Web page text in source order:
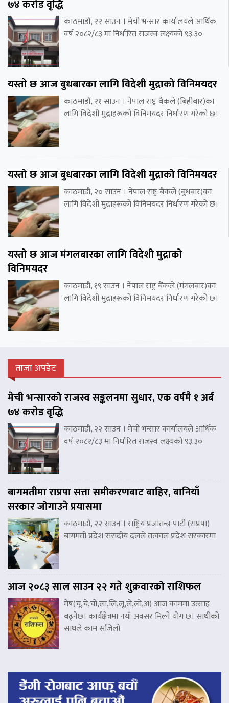
७४ करोड वृद्धि
काठमाडौं, २२ साउन । मेची भन्सार कार्यालयले आर्थिक
वर्ष २०८२/८३ मा निर्धारित राजस्व लक्ष्यको ९३.३०
यस्तो छ आज बुधबारका लागि विदेशी मुद्राको विनिमयदर
काठमाडौं, २१ साउन । नेपाल राष्ट्र बैंकले (बिहीबार)का
लागि विदेशी मुद्राहरूको विनिमयदर निर्धारण गरेको छ।
यस्तो छ आज बुधबारका लागि विदेशी मुद्राको विनिमयदर
काठमाडौं, २० साउन । नेपाल राष्ट्र बैंकले (बुधबार)का
लागि विदेशी मुद्राहरूको विनिमयदर निर्धारण गरेको छ।
यस्तो छ आज मंगलबारका लागि विदेशी मुद्राको
विनिमयदर
काठमाडौं, १९ साउन । नेपाल राष्ट्र बैंकले (मंगलबार)का
लागि विदेशी मुद्राहरूको विनिमयदर निर्धारण गरेको छ।
ताजा अपडेट
मेची भन्सारको राजस्व सङ्कलनमा सुधार, एक वर्षमै १ अर्ब
७४ करोड वृद्धि
काठमाडौं, २२ साउन । मेची भन्सार कार्यालयले आर्थिक
वर्ष २०८२/८३ मा निर्धारित राजस्व लक्ष्यको ९३.३०
बागमतीमा राप्रपा सत्ता समीकरणबाट बाहिर, बानियाँ
सरकार जोगाउने प्रयासमा
काठमाडौं, २२ साउन । राष्ट्रिय प्रजातन्त्र पार्टी (राप्रपा)
बागमती प्रदेश संसदीय दलले तत्काल प्रदेश सरकारमा
आज २०८३ साल साउन २२ गते शुक्रवारको राशिफल
मेष(चू,चे,चो,ला,लि,लू,ले,लो,अ) आज काममा उत्साह
बढ्नेछ। कार्यक्षेत्रमा नयाँ अवसर मिल्ने योग छ। साथीको
साथले काम सजिलो